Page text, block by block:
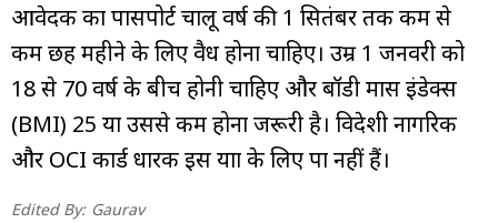
आवेदक का पासपोर्ट चालू वर्ष की 1 सितंबर तक कम से
कम छह महीने के लिए वैध होना चाहिए। उम्र 1 जनवरी को
18 से 70 वर्ष के बीच होनी चाहिए और बॉडी मास इंडेक्स
(BMI) 25 या उससे कम होना जरूरी है। विदेशी नागरिक
और OCI कार्ड धारक इस यात्रा के लिए पात्र नहीं हैं।
Edited By: Gaurav